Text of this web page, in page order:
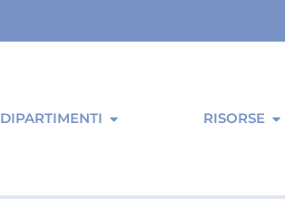
DIPARTIMENTI RISORSE